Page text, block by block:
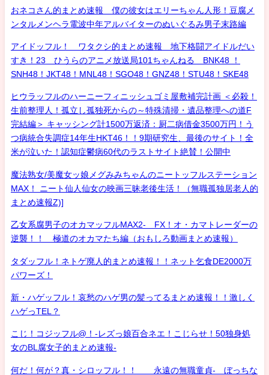
おネコさん的まとめ速報 僕の彼女はエリーちゃん人形！豆腐メ
ンタルメンヘラ電波中年アルバイターのぬいぐるみ男子末路編
アイドッフル！ ワタクシ的まとめ速報 地下格闘アイドルだい
すき！23 ひうらのアニメ放送局101ちゃんねる BNK48 ！
SNH48！JKT48！MNL48！SGO48！GNZ48！STU48！SKE48
ヒウラッフルのハーニーフィニッシュゴミ屋敷補完計画 ＜必殺！
生前整理人！孤立し孤独死からの～特殊清掃・遺品整理への道F
完結編＞ キャッシング計1500万返済：厨二病借金3500万円！う
つ病統合失調症14年生HKT46！！9期研究生、最後のサイト！全
米が泣いた！認知症鬱病60代のラストサイト絶賛！公開中
魔法熟女/美魔女ッ娘メグみみちゃんのニートッフルステーション
MAX！ ニート仙人仙女の映画三昧老後生活！（無職孤独居老人的
まとめ速報Z)]
乙女系腐男子のオカマッフルMAX2- FX！オ・カマトレーダーの
逆襲！！ 極道のオカマたち編（おもしろ動画まとめ速報）
タダッフル！ネトゲ廃人的まとめ速報！！ネット乞食DE2000万
パワーズ！
新・ハゲッフル！哀愁のハゲ男の髪ってるまとめ速報！！激しく
ハゲっTEL？
こじ！コジッフル@！-レズっ娘百合ネエ！こじらせ！50独身処
女のBL腐女子的まとめ速報-
何だ！何が？真・シロッフル！！ 永遠の無職童貞- ぼっちな